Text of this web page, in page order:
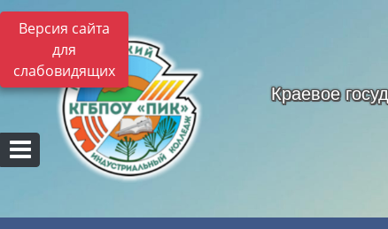
Версия сайта
для
слабовидящих
Краевое